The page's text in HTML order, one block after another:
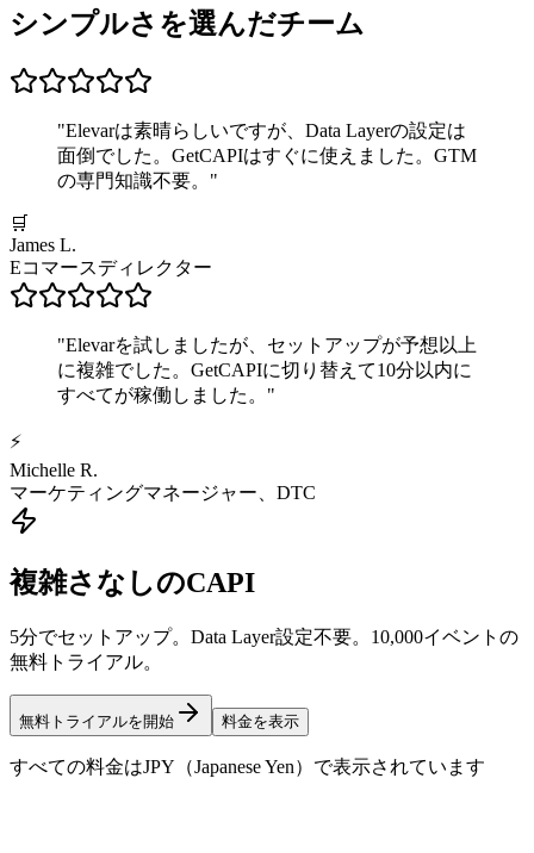
シンプルさを選んだチーム
"Elevarは素晴らしいですが、Data Layerの設定は
面倒でした。GetCAPIはすぐに使えました。GTM
の専門知識不要。 "
🛒
James L.
Eコマースディレクター
"Elevarを試しましたが、セットアップが予想以上
に複雑でした。GetCAPIに切り替えて10分以内に
すべてが稼働しました。 "
⚡
Michelle R.
マーケティングマネージャー、DTC
複雑さなしのCAPI
5分でセットアップ。Data Layer設定不要。10,000イベントの
無料トライアル。
無料トライアルを開始 料金を表示
すべての料金はJPY（Japanese Yen）で表示されています